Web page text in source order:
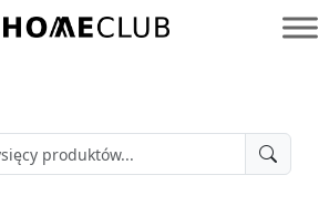
Homeclub